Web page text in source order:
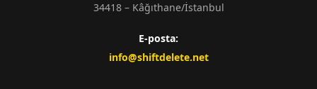
34418 – Kâğıthane/İstanbul
E-posta:
info@shiftdelete.net